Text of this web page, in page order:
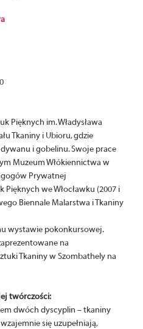
Pięknych im. Władysława
Tkaniny i Ubioru, gdzie
i gobelinu. Swoje prace
Muzeum Włókiennictwa w
Prywatnej
Pięknych we Włocławku (2007 i
Biennale Malarstwa i Tkaniny
wystawie pokonkursowej.
na
Tkaniny w Szombathely na
twórczości:
dwóch dyscyplin – tkaniny
się uzupełniają,